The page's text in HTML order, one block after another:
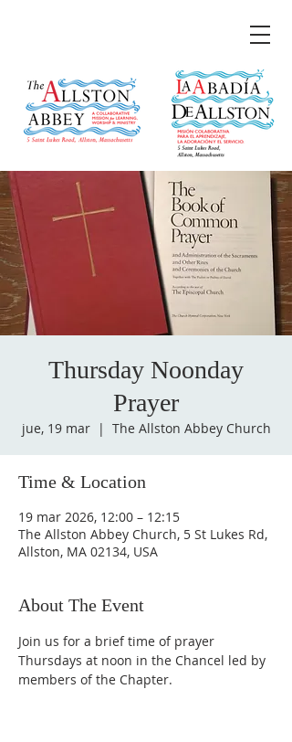
Thursday Noonday
Prayer
jue, 19 mar
  |
The Allston Abbey Church
Time & Location
19 mar 2026, 12:00 – 12:15
The Allston Abbey Church, 5 St Lukes Rd,
Allston, MA 02134, USA
About The Event
Join us for a brief time of prayer
Thursdays at noon in the Chancel led by
members of the Chapter.